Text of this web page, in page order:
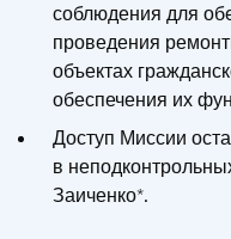
соблюдения для
проведения
объектах
обеспечения их
Доступ Миссии
в
Заиченко*.